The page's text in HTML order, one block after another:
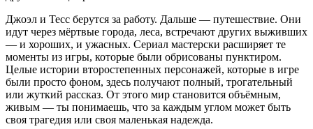
Джоэл и Тесс берутся за работу. Дальше — путешествие. Они
идут через мёртвые города, леса, встречают других выживших
— и хороших, и ужасных. Сериал мастерски расширяет те
моменты из игры, которые были обрисованы пунктиром.
Целые истории второстепенных персонажей, которые в игре
были просто фоном, здесь получают полный, трогательный
или жуткий рассказ. От этого мир становится объёмным,
живым — ты понимаешь, что за каждым углом может быть
своя трагедия или своя маленькая надежда.